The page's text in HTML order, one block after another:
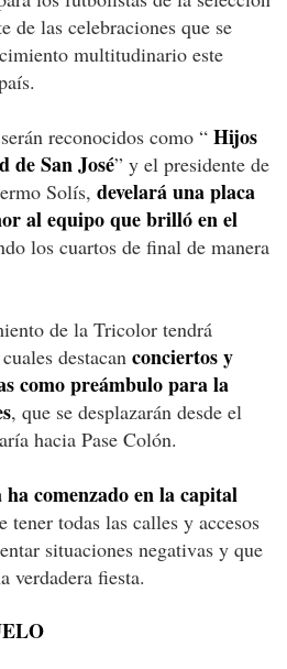
de las celebraciones que se
multitudinario este
reconocidos como “ Hijos
de San José” y el presidente de
Solís, develará una placa
al equipo que brilló en el
los cuartos de final de manera
de la Tricolor tendrá
destacan conciertos y
como preámbulo para la
, que se desplazarán desde el
hacia Pase Colón.
comenzado en la capital
tener todas las calles y accesos
situaciones negativas y que
verdadera fiesta.